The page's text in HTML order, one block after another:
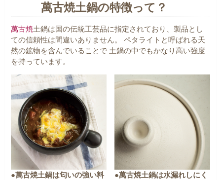
萬古焼土鍋の特徴って？
萬古焼土鍋は国の伝統工芸品に指定されており、製品とし
ての信頼性は間違いありません。
ペタライトと呼ばれる天
然の鉱物を含んでいることで 土鍋の中でもかなり高い強度
を持っています。
●萬古焼土鍋は匂いの強い料
●萬古焼土鍋は水漏れしにく